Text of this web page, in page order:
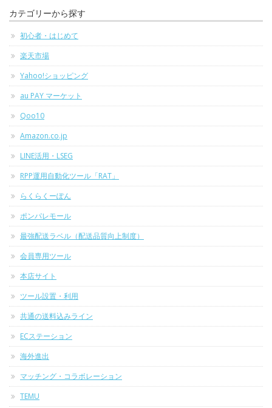
カテゴリーから探す
初心者・はじめて
楽天市場
Yahoo!ショッピング
au PAY マーケット
Qoo10
Amazon.co.jp
LINE活用・LSEG
RPP運用自動化ツール「RAT」
らくらくーぽん
ポンパレモール
最強配送ラベル（配送品質向上制度）
会員専用ツール
本店サイト
ツール設置・利用
共通の送料込みライン
ECステーション
海外進出
マッチング・コラボレーション
TEMU